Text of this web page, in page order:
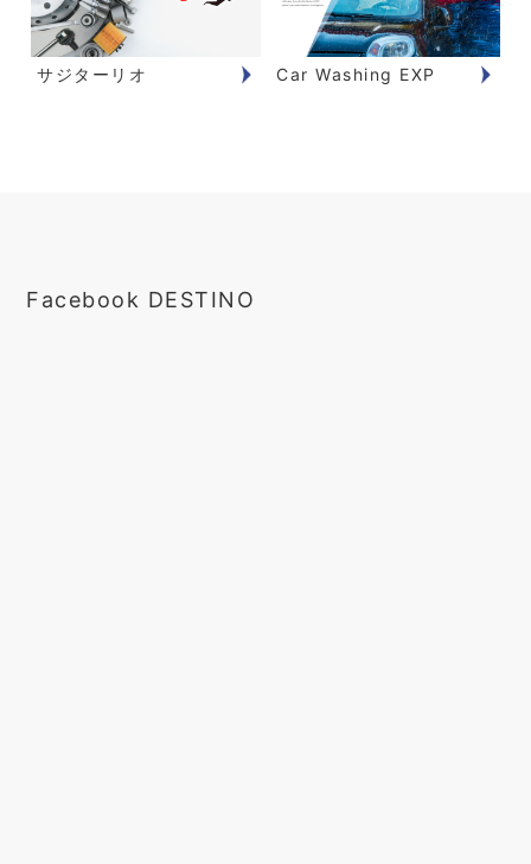
サジターリオ Car Washing EXP
Facebook DESTINO